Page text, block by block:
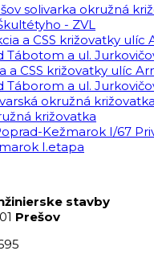
- ZVL
a CSS križovatky ulíc
Táborom a ul.
križovatka
I/67
I.etapa
stavby
Prešov